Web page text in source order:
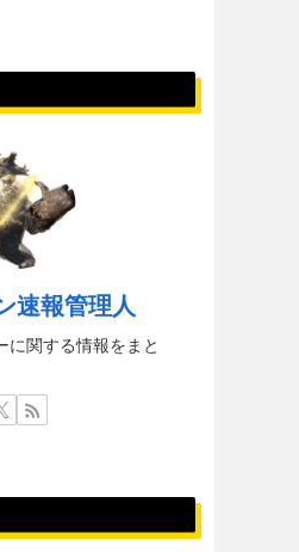
速報管理人
に関する情報をまと